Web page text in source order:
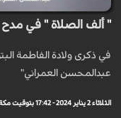
" ألف الصلاة " في مدح
في ذكرى ولادة الفاطمة
عبدالمحسن العمراني"
الثلاثاء 2 يناير 2024 - 17:42 بتوقيت مكة